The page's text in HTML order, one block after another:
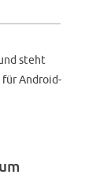
steht
für Android-